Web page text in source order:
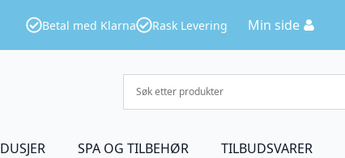
Betal med Klarna Rask Levering Min side
DUSJER SPA OG TILBEHØR TILBUDSVARER